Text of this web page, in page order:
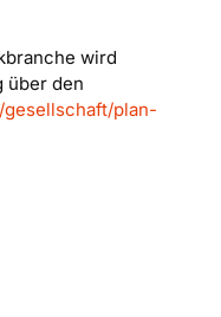
wird
über den
plan-